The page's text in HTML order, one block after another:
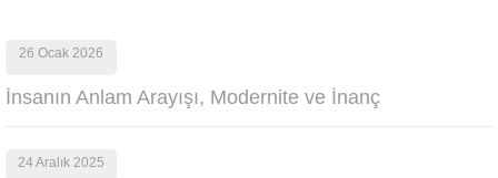
26 Ocak 2026
İnsanın Anlam Arayışı, Modernite ve İnanç
24 Aralık 2025